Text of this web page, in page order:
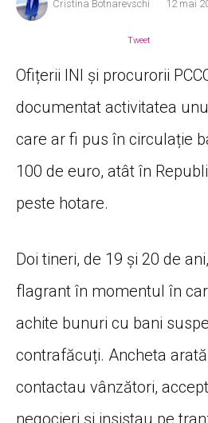
Cristina Botnarevschi 12 mai
Tweet
Ofițerii INI și procurorii
documentat activitatea
care ar fi pus în circulație
100 de euro, atât în
peste hotare.
Doi tineri, de 19 și 20 de
flagrant în momentul în
achite bunuri cu bani
contrafăcuți. Ancheta
contactau vânzători,
negocieri și insistau pe